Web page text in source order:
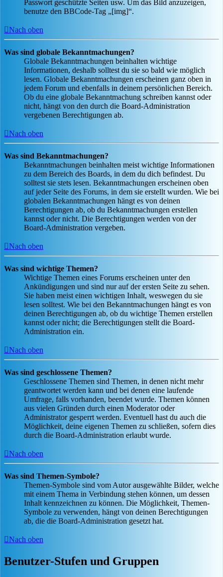
Passwort geschützte Seiten usw. Um das Bild anzuzeigen,
benutze den BBCode-Tag „[img]“.
Nach oben
Was sind globale Bekanntmachungen?
Globale Bekanntmachungen beinhalten wichtige
Informationen, deshalb solltest du sie so bald wie möglich
lesen. Globale Bekanntmachungen erscheinen ganz oben in
jedem Forum und ebenfalls in deinem persönlichen Bereich.
Ob du eine globale Bekanntmachung schreiben kannst oder
nicht, hängt von den durch die Board-Administration
vergebenen Berechtigungen ab.
Nach oben
Was sind Bekanntmachungen?
Bekanntmachungen beinhalten meist wichtige Informationen
zu dem Bereich des Boards, in dem du dich befindest. Du
solltest sie stets lesen. Bekanntmachungen erscheinen oben
auf jeder Seite des Forums, in dem sie erstellt wurden. Wie bei
globalen Bekanntmachungen hängt es von deinen
Berechtigungen ab, ob du Bekanntmachungen erstellen
kannst oder nicht. Die Berechtigungen werden von der
Board-Administration vergeben.
Nach oben
Was sind wichtige Themen?
Wichtige Themen eines Forums erscheinen unter den
Ankündigungen und sind nur auf der ersten Seite zu sehen.
Sie haben meist einen wichtigen Inhalt, weswegen du sie
lesen solltest. Wie bei den Bekanntmachungen hängt es von
deinen Berechtigungen ab, ob du wichtige Themen erstellen
kannst oder nicht; die Berechtigungen stellt die Board-
Administration ein.
Nach oben
Was sind geschlossene Themen?
Geschlossene Themen sind Themen, in denen nicht mehr
geantwortet werden kann und bei denen eine laufende
Umfrage, falls vorhanden, beendet wurde. Themen können
aus vielen Gründen durch einen Moderator oder
Administrator gesperrt werden. Eventuell hast du auch die
Möglichkeit, deine eigenen Themen zu schließen, sofern dies
durch die Board-Administration erlaubt wurde.
Nach oben
Was sind Themen-Symbole?
Themen-Symbole sind vom Autor ausgewählte Bilder, welche
mit einem Thema in Verbindung stehen können, um dessen
Inhalt kennzeichnen zu können. Die Möglichkeit, Themen-
Symbole zu verwenden, hängt von deinen Berechtigungen
ab, die die Board-Administration gesetzt hat.
Nach oben
Benutzer-Stufen und Gruppen